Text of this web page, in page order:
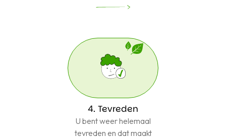
4. Tevreden
U bent weer helemaal
tevreden en dat maakt